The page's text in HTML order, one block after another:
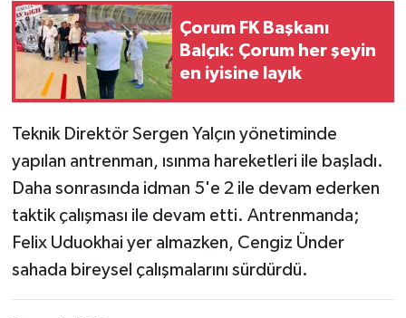
Çorum FK Başkanı
Balçık: Çorum her şeyin
en iyisine layık
Teknik Direktör Sergen Yalçın yönetiminde
yapılan antrenman, ısınma hareketleri ile başladı.
Daha sonrasında idman 5'e 2 ile devam ederken
taktik çalışması ile devam etti. Antrenmanda;
Felix Uduokhai yer almazken, Cengiz Ünder
sahada bireysel çalışmalarını sürdürdü.